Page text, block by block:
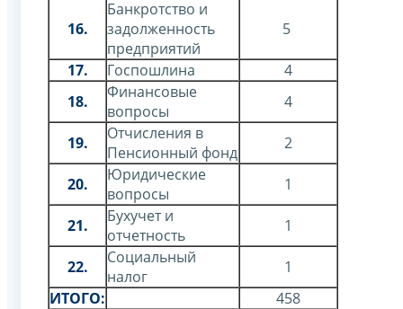
16.
Банкротство и
задолженность
предприятий
5
17. Госпошлина
4
18.
Финансовые
вопросы
4
19.
Отчисления в
Пенсионный фонд
2
20.
Юридические
вопросы
1
21.
Бухучет и
отчетность
1
22.
Социальный
налог
1
ИТОГО:
458